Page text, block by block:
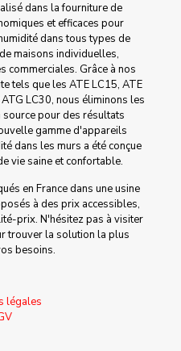
dans la fourniture de
et efficaces pour
dans tous types de
maisons individuelles,
commerciales. Grâce à nos
tels que les ATE LC15, ATE
LC30, nous éliminons les
pour des résultats
gamme d'appareils
dans les murs a été conçue
vie saine et confortable.
en France dans une usine
à des prix accessibles,
prix. N'hésitez pas à visiter
trouver la solution la plus
besoins.
légales